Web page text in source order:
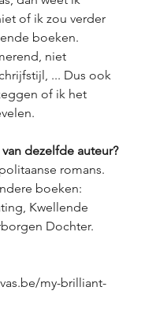
of ik zou verder
boeken.
niet
... Dus ook
of ik het
dezelfde auteur?
romans.
boeken:
Kwellende
Dochter.
my-brilliant-